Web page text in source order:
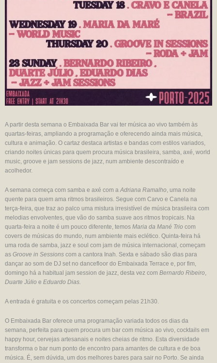
A partir desta semana o Embaixada Bar vai ter música ao vivo também às
quartas-feiras, ampliando a programação e oferecendo ainda mais música,
cultura e animação. O cartaz destaca artistas e bandas com estilos variados,
criando noites únicas para quem procura música brasileira, samba, axé, world
music, groove e jam sessions de jazz, num ambiente descontraído e
acolhedor.
A semana começa com samba e axé com aAdriana Ramalho, uma noite
quente para quem ama ritmos brasileiros. Segue com Carvo e Canela na
terça-feira, que traz ao palco uma mistura irresistível de música brasileira com
melodias envolventes, que vão do samba suave aos ritmos tropicais. Na
quarta-feira a noite é um pouco diferente, temos Maria da Mané Trio com
covers de músicas do mundo, num ambiente mais eclético. Quinta-feira há
uma roda de samba, jazz e soul com jam de música internacional, começam
as Groove in Sessions com a cantora Inah. Sexta e sábado são dias para
dançar ao som de DJ set no dancefloor do Embaixada Terrace e, por fim,
domingo há a habitual jam session de jazz, desta vez com Bernardo Ribeiro,
Duarte Júlio e Eduardo Dias.
A entrada é gratuita e os concertos começam pelas 21h30.
O Embaixada Bar oferece uma programação variada todos os dias da
semana, perfeita para quem procura um bar com música ao vivo, cocktails em
happy hour, cervejas artesanais e noites cheias de ritmo. Esta diversidade
transforma o bar num ponto de encontro para amantes de cultura e de boa
música. É, sem dúvida, um dos melhores bares para sair no Porto. Se ainda